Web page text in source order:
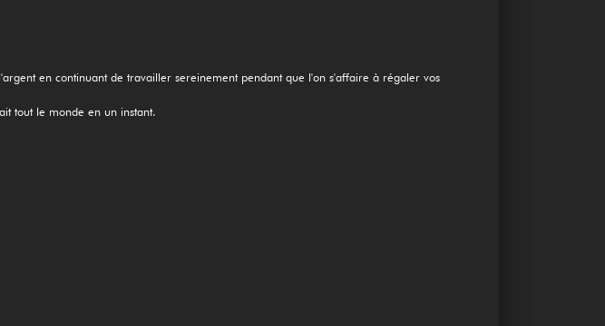
en continuant de travailler sereinement pendant que l'on s'affaire à régaler vos
tout le monde en un instant.